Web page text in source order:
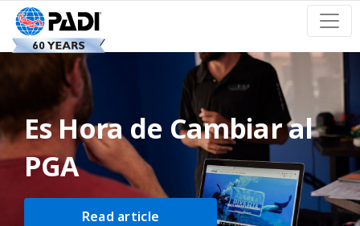
Es Hora de Cambiar al
PGA
Read article